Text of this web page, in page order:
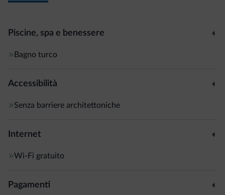
Piscine, spa e benessere
Bagno turco
Accessibilità
Senza barriere architettoniche
Internet
Wi-Fi gratuito
Pagamenti